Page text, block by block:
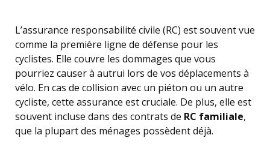
L’assurance responsabilité civile (RC) est souvent vue
comme la première ligne de défense pour les
cyclistes. Elle couvre les dommages que vous
pourriez causer à autrui lors de vos déplacements à
vélo. En cas de collision avec un piéton ou un autre
cycliste, cette assurance est cruciale. De plus, elle est
souvent incluse dans des contrats de RC familiale,
que la plupart des ménages possèdent déjà.